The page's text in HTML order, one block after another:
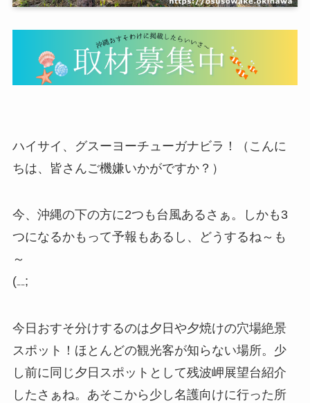
ハイサイ、グスーヨーチューガナビラ！（こんに
ちは、皆さんご機嫌いかがですか？）
今、沖縄の下の方に2つも台風あるさぁ。しかも3
つになるかもって予報もあるし、どうするね～も
～
(₋₋;
今日おすそ分けするのは夕日や夕焼けの穴場絶景
スポット！ほとんどの観光客が知らない場所。少
し前に同じ夕日スポットとして残波岬展望台紹介
したさぁね。あそこから少し名護向けに行った所